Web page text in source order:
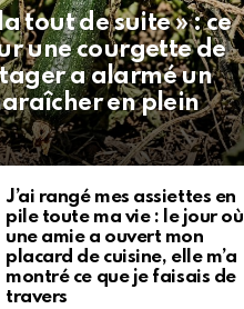
tout de suite » : ce
une courgette de
a alarmé un
en plein
J’ai rangé mes assiettes en
pile toute ma vie : le jour où
une amie a ouvert mon
placard de cuisine, elle m’a
montré ce que je faisais de
travers